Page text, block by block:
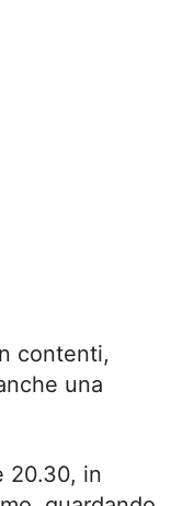
contenti,
una
20.30, in